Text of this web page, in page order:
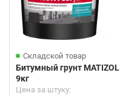
Складской товар
Битумный грунт MATIZOL
9кг
Цена за штуку: